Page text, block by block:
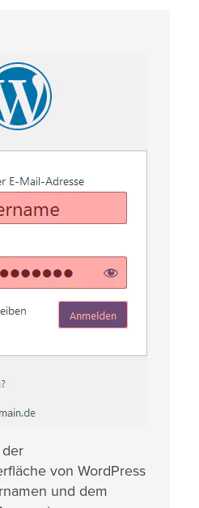
von WordPress
und dem